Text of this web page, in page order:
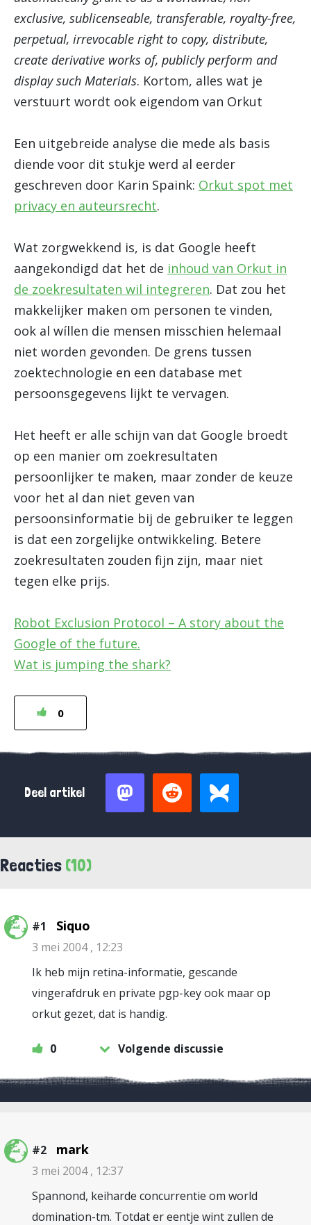
exclusive, sublicenseable, transferable, royalty-free,
perpetual, irrevocable right to copy, distribute,
create derivative works of, publicly perform and
display such Materials. Kortom, alles wat je
verstuurt wordt ook eigendom van Orkut
Een uitgebreide analyse die mede als basis
diende voor dit stukje werd al eerder
geschreven door Karin Spaink: Orkut spot met
privacy en auteursrecht.
Wat zorgwekkend is, is dat Google heeft
aangekondigd dat het de inhoud van Orkut in
de zoekresultaten wil integreren. Dat zou het
makkelijker maken om personen te vinden,
ook al wíllen die mensen misschien helemaal
niet worden gevonden. De grens tussen
zoektechnologie en een database met
persoonsgegevens lijkt te vervagen.
Het heeft er alle schijn van dat Google broedt
op een manier om zoekresultaten
persoonlijker te maken, maar zonder de keuze
voor het al dan niet geven van
persoonsinformatie bij de gebruiker te leggen
is dat een zorgelijke ontwikkeling. Betere
zoekresultaten zouden fijn zijn, maar niet
tegen elke prijs.
Robot Exclusion Protocol – A story about the
Google of the future.
Wat is jumping the shark?
0
Deel artikel
Reacties (10)
#1 Siquo
3 mei 2004 , 12:23
Ik heb mijn retina-informatie, gescande
vingerafdruk en private pgp-key ook maar op
orkut gezet, dat is handig.
0 Volgende discussie
#2 mark
3 mei 2004 , 12:37
Spannond, keiharde concurrentie om world
domination-tm. Totdat er eentje wint zullen de